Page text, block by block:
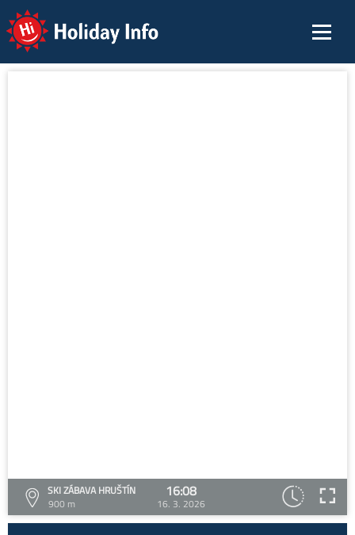
Holiday Info
SKI ZÁBAVA HRUŠTÍN
900 m
16:08
16. 3. 2026